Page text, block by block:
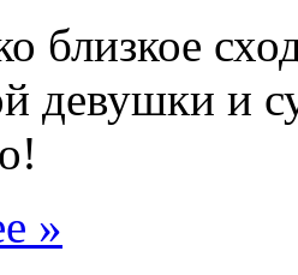
близкое
девушки и
»